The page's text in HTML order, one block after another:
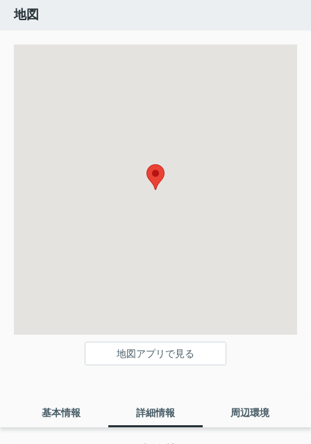
地図
地図アプリで見る
基本情報 詳細情報 周辺環境